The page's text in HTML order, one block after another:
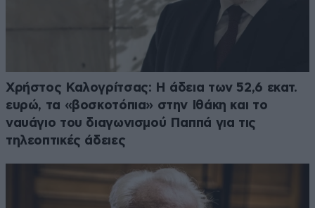
Χρήστος Καλογρίτσας: Η άδεια των 52,6 εκατ.
ευρώ, τα «βοσκοτόπια» στην Ιθάκη και το
ναυάγιο του διαγωνισμού Παππά για τις
τηλεοπτικές άδειες